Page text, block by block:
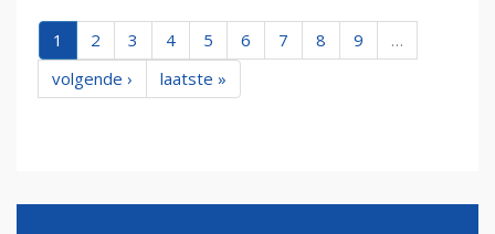
1 2 3 4 5 6 7 8 9
…
volgende ›
laatste »